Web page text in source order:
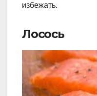
избежать.
Лосось